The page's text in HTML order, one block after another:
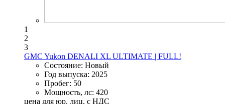
1
2
3
GMC Yukon DENALI XL ULTIMATE | FULL!
Состояние: Новый
Год выпуска: 2025
Пробег: 50
Мощность, лс: 420
цена для юр. лиц, с НДС